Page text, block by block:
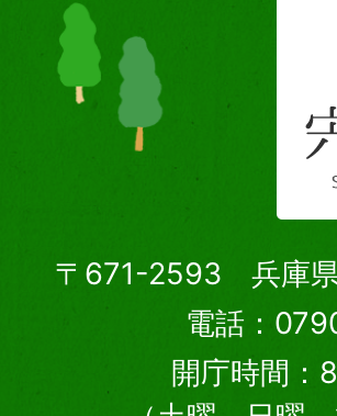
〒671-2593 兵庫県
電話：
開庁時間：